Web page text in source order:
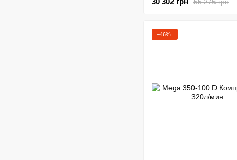
−46%